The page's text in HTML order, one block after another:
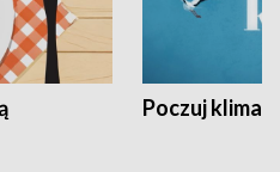
Poczuj klimat